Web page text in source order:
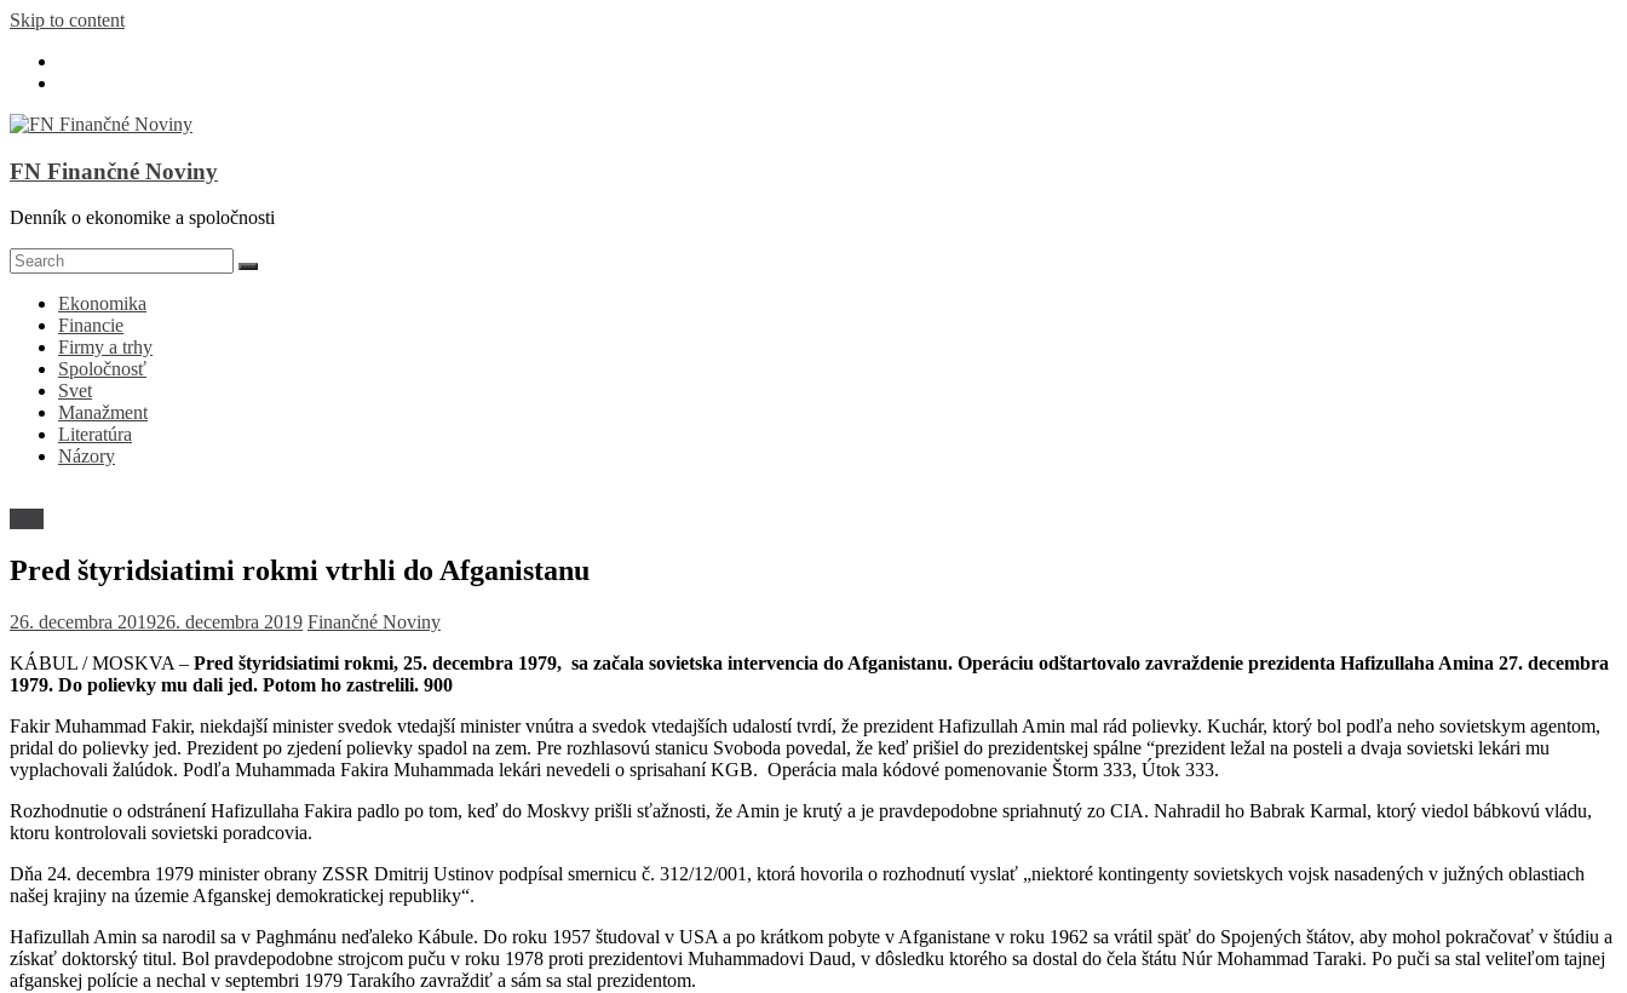
Skip to content
FN Finančné Noviny
Denník o ekonomike a spoločnosti
Ekonomika
Financie
Firmy a trhy
Spoločnosť
Svet
Manažment
Literatúra
Názory
Pred štyridsiatimi rokmi vtrhli do Afganistanu
26. decembra 201926. decembra 2019 Finančné Noviny
KÁBUL / MOSKVA – Pred štyridsiatimi rokmi, 25. decembra 1979, sa začala sovietska intervencia do Afganistanu. Operáciu odštartovalo zavraždenie prezidenta Hafizullaha Amina 27. decembra
1979. Do polievky mu dali jed. Potom ho zastrelili. 900
Fakir Muhammad Fakir, niekdajší minister svedok vtedajší minister vnútra a svedok vtedajších udalostí tvrdí, že prezident Hafizullah Amin mal rád polievky. Kuchár, ktorý bol podľa neho sovietskym agentom,
pridal do polievky jed. Prezident po zjedení polievky spadol na zem. Pre rozhlasovú stanicu Svoboda povedal, že keď prišiel do prezidentskej spálne “prezident ležal na posteli a dvaja sovietski lekári mu
vyplachovali žalúdok. Podľa Muhammada Fakira Muhammada lekári nevedeli o sprisahaní KGB. Operácia mala kódové pomenovanie Štorm 333, Útok 333.
Rozhodnutie o odstránení Hafizullaha Fakira padlo po tom, keď do Moskvy prišli sťažnosti, že Amin je krutý a je pravdepodobne spriahnutý zo CIA. Nahradil ho Babrak Karmal, ktorý viedol bábkovú vládu,
ktoru kontrolovali sovietski poradcovia.
Dňa 24. decembra 1979 minister obrany ZSSR Dmitrij Ustinov podpísal smernicu č. 312/12/001, ktorá hovorila o rozhodnutí vyslať „niektoré kontingenty sovietskych vojsk nasadených v južných oblastiach
našej krajiny na územie Afganskej demokratickej republiky“.
Hafizullah Amin sa narodil sa v Paghmánu neďaleko Kábule. Do roku 1957 študoval v USA a po krátkom pobyte v Afganistane v roku 1962 sa vrátil späť do Spojených štátov, aby mohol pokračovať v štúdiu a
získať doktorský titul. Bol pravdepodobne strojcom puču v roku 1978 proti prezidentovi Muhammadovi Daud, v dôsledku ktorého sa dostal do čela štátu Núr Mohammad Taraki. Po puči sa stal veliteľom tajnej
afganskej polície a nechal v septembri 1979 Tarakího zavraždiť a sám sa stal prezidentom.